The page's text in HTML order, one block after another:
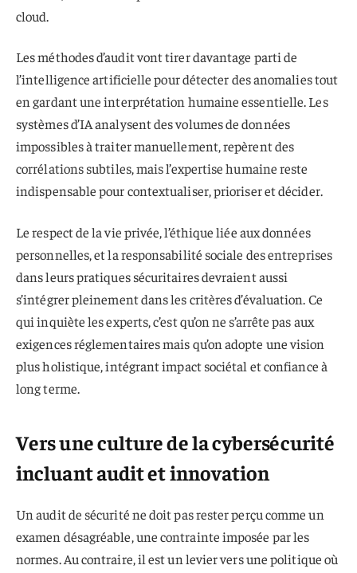
cloud.
Les méthodes d’audit vont tirer davantage parti de
l’intelligence artificielle pour détecter des anomalies tout
en gardant une interprétation humaine essentielle. Les
systèmes d’IA analysent des volumes de données
impossibles à traiter manuellement, repèrent des
corrélations subtiles, mais l’expertise humaine reste
indispensable pour contextualiser, prioriser et décider.
Le respect de la vie privée, l’éthique liée aux données
personnelles, et la responsabilité sociale des entreprises
dans leurs pratiques sécuritaires devraient aussi
s’intégrer pleinement dans les critères d’évaluation. Ce
qui inquiète les experts, c’est qu’on ne s’arrête pas aux
exigences réglementaires mais qu’on adopte une vision
plus holistique, intégrant impact sociétal et confiance à
long terme.
Vers une culture de la cybersécurité
incluant audit et innovation
Un audit de sécurité ne doit pas rester perçu comme un
examen désagréable, une contrainte imposée par les
normes. Au contraire, il est un levier vers une politique où